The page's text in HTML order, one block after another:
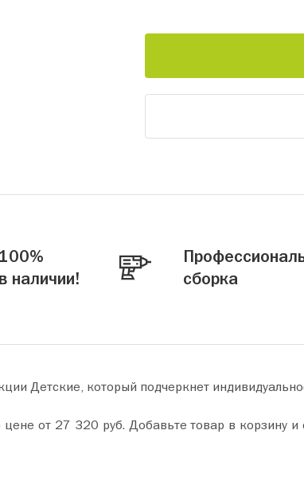
100%
в наличии!
сборка
Детские, который подчеркнет
всего за пару минут. Сделайте ваш